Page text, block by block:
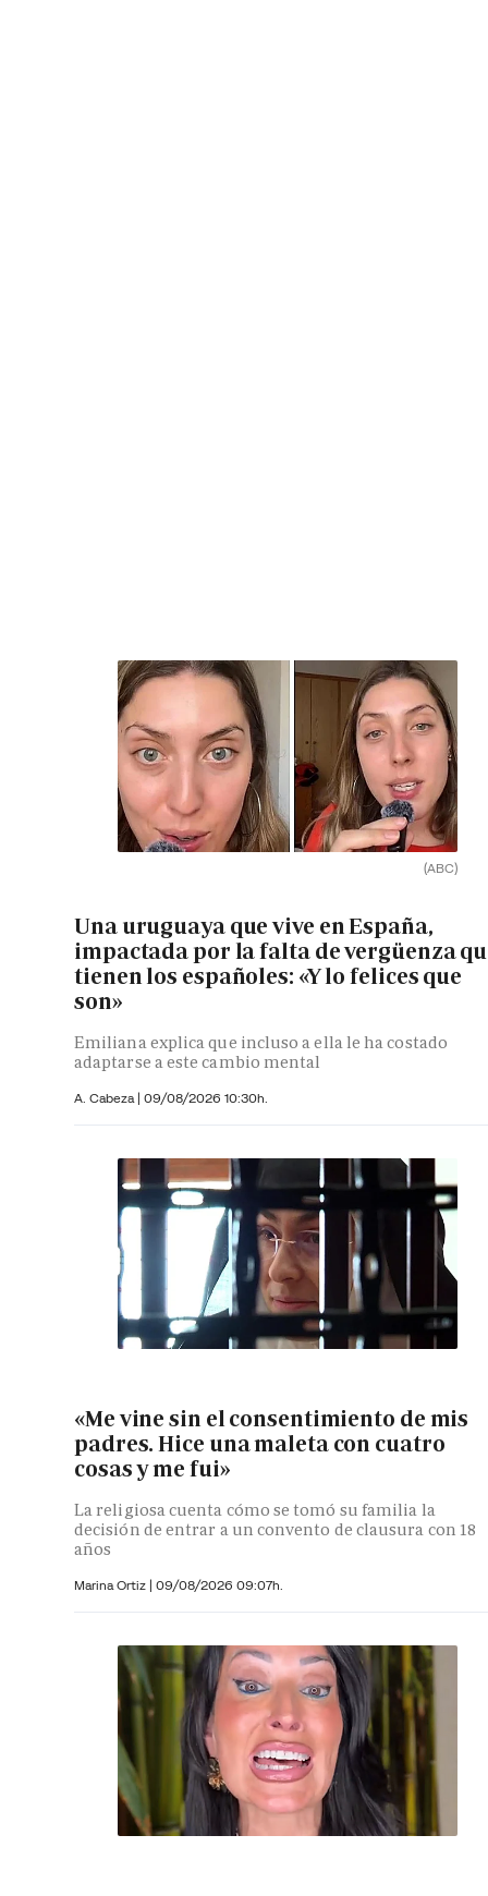
(ABC)
Una uruguaya que vive en España,
impactada por la falta de vergüenza
tienen los españoles: «Y lo felices que
son»
Emiliana explica que incluso a ella le ha costado
adaptarse a este cambio mental
A. Cabeza | 09/08/2026 10:30h.
«Me vine sin el consentimiento de mis
padres. Hice una maleta con cuatro
cosas y me fui»
La religiosa cuenta cómo se tomó su familia la
decisión de entrar a un convento de clausura con 18
años
Marina Ortiz | 09/08/2026 09:07h.